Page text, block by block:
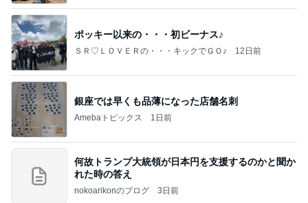
ポッキー以来の・・・初ビーナス♪
ＳＲ♡ＬＯＶＥＲの・・・キックでＧＯ♪ 12日前
銀座では早くも品薄になった店舗名刺
Amebaトピックス 1日前
何故トランプ大統領が日本円を支援するのかと聞か
れた時の答え
nokoarikonのブログ 3日前